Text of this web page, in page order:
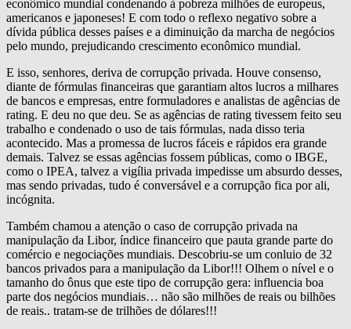
econômico mundial condenando à pobreza milhões de europeus,
americanos e japoneses! E com todo o reflexo negativo sobre a
dívida pública desses países e a diminuição da marcha de negócios
pelo mundo, prejudicando crescimento econômico mundial.
E isso, senhores, deriva de corrupção privada. Houve consenso,
diante de fórmulas financeiras que garantiam altos lucros a milhares
de bancos e empresas, entre formuladores e analistas de agências de
rating. E deu no que deu. Se as agências de rating tivessem feito seu
trabalho e condenado o uso de tais fórmulas, nada disso teria
acontecido. Mas a promessa de lucros fáceis e rápidos era grande
demais. Talvez se essas agências fossem públicas, como o IBGE,
como o IPEA, talvez a vigília privada impedisse um absurdo desses,
mas sendo privadas, tudo é conversável e a corrupção fica por ali,
incógnita.
Também chamou a atenção o caso de corrupção privada na
manipulação da Libor, índice financeiro que pauta grande parte do
comércio e negociações mundiais. Descobriu-se um conluio de 32
bancos privados para a manipulação da Libor!!! Olhem o nível e o
tamanho do ônus que este tipo de corrupção gera: influencia boa
parte dos negócios mundiais… não são milhões de reais ou bilhões
de reais.. tratam-se de trilhões de dólares!!!